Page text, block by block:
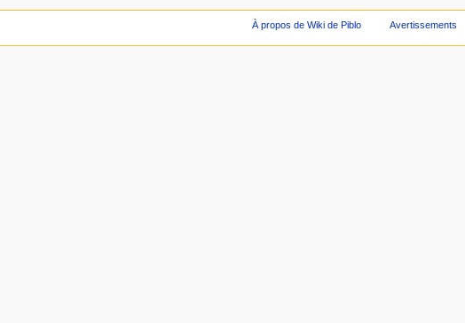
À propos de Wiki de Piblo Avertissements